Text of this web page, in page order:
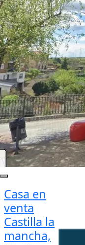
Casa en
venta
Castilla la
mancha,